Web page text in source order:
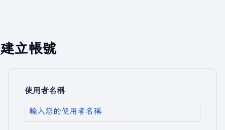
建立帳號
使用者名稱